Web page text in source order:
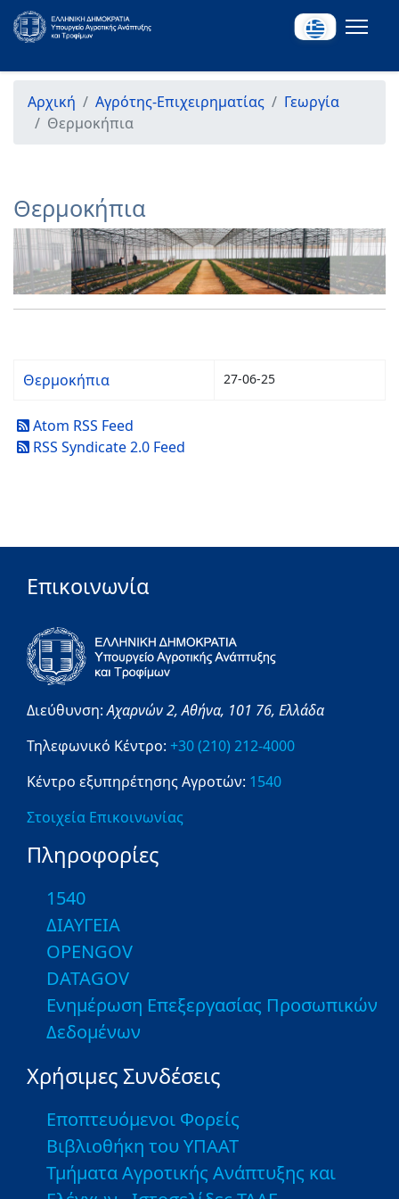
Αρχική Αγρότης-Επιχειρηματίας
Γεωργία
Θερμοκήπια
Θερμοκήπια
Θερμοκήπια 27-06-25
Atom RSS Feed
RSS Syndicate 2.0 Feed
Επικοινωνία
Διεύθυνση:Αχαρνών 2,Αθήνα, 101 76, Ελλάδα
Τηλεφωνικό Κέντρο: +30 (210) 212-4000
Κέντρο εξυπηρέτησης Αγροτών: 1540
Στοιχεία Επικοινωνίας
Πληροφορίες
1540
ΔΙΑΥΓΕΙΑ
OPENGOV
DATAGOV
Ενημέρωση Επεξεργασίας Προσωπικών
Δεδομένων
Χρήσιμες Συνδέσεις
Εποπτευόμενοι Φορείς
Βιβλιοθήκη του ΥΠΑΑΤ
Τμήματα Αγροτικής Ανάπτυξης και